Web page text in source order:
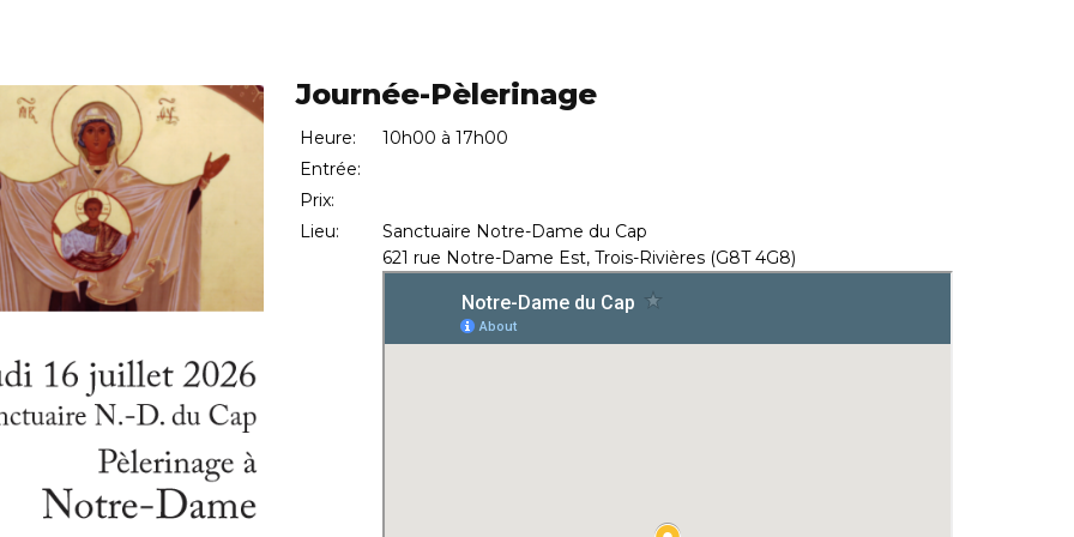
Journée-Pèlerinage
Heure:
10h00 à 17h00
Entrée:
Prix:
Lieu:
Sanctuaire Notre-Dame du Cap
621 rue Notre-Dame Est, Trois-Rivières (G8T 4G8)